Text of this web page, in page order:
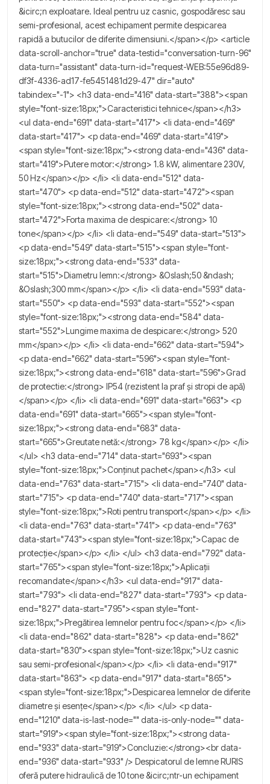
&icirc;n exploatare. Ideal pentru uz casnic, gospodăresc sau
semi-profesional, acest echipament permite despicarea
rapidă a butucilor de diferite dimensiuni.</span></p> <article
data-scroll-anchor="true" data-testid="conversation-turn-96"
data-turn="assistant" data-turn-id="request-WEB:55e96d89-
df3f-4336-ad17-fe5451481d29-47" dir="auto"
tabindex="-1"> <h3 data-end="416" data-start="388"><span
style="font-size:18px;">Caracteristici tehnice</span></h3>
<ul data-end="691" data-start="417"> <li data-end="469"
data-start="417"> <p data-end="469" data-start="419">
<span style="font-size:18px;"><strong data-end="436" data-
start="419">Putere motor:</strong> 1.8 kW, alimentare 230V,
50 Hz</span></p> </li> <li data-end="512" data-
start="470"> <p data-end="512" data-start="472"><span
style="font-size:18px;"><strong data-end="502" data-
start="472">Forta maxima de despicare:</strong> 10
tone</span></p> </li> <li data-end="549" data-start="513">
<p data-end="549" data-start="515"><span style="font-
size:18px;"><strong data-end="533" data-
start="515">Diametru lemn:</strong> &Oslash;50 &ndash;
&Oslash;300 mm</span></p> </li> <li data-end="593" data-
start="550"> <p data-end="593" data-start="552"><span
style="font-size:18px;"><strong data-end="584" data-
start="552">Lungime maxima de despicare:</strong> 520
mm</span></p> </li> <li data-end="662" data-start="594">
<p data-end="662" data-start="596"><span style="font-
size:18px;"><strong data-end="618" data-start="596">Grad
de protectie:</strong> IP54 (rezistent la praf și stropi de apă)
</span></p> </li> <li data-end="691" data-start="663"> <p
data-end="691" data-start="665"><span style="font-
size:18px;"><strong data-end="683" data-
start="665">Greutate netă:</strong> 78 kg</span></p> </li>
</ul> <h3 data-end="714" data-start="693"><span
style="font-size:18px;">Conținut pachet</span></h3> <ul
data-end="763" data-start="715"> <li data-end="740" data-
start="715"> <p data-end="740" data-start="717"><span
style="font-size:18px;">Roti pentru transport</span></p> </li>
<li data-end="763" data-start="741"> <p data-end="763"
data-start="743"><span style="font-size:18px;">Capac de
protecție</span></p> </li> </ul> <h3 data-end="792" data-
start="765"><span style="font-size:18px;">Aplicații
recomandate</span></h3> <ul data-end="917" data-
start="793"> <li data-end="827" data-start="793"> <p data-
end="827" data-start="795"><span style="font-
size:18px;">Pregătirea lemnelor pentru foc</span></p> </li>
<li data-end="862" data-start="828"> <p data-end="862"
data-start="830"><span style="font-size:18px;">Uz casnic
sau semi-profesional</span></p> </li> <li data-end="917"
data-start="863"> <p data-end="917" data-start="865">
<span style="font-size:18px;">Despicarea lemnelor de diferite
diametre și esențe</span></p> </li> </ul> <p data-
end="1210" data-is-last-node="" data-is-only-node="" data-
start="919"><span style="font-size:18px;"><strong data-
end="933" data-start="919">Concluzie:</strong><br data-
end="936" data-start="933" /> Despicatorul de lemne RURIS
oferă putere hidraulică de 10 tone &icirc;ntr-un echipament